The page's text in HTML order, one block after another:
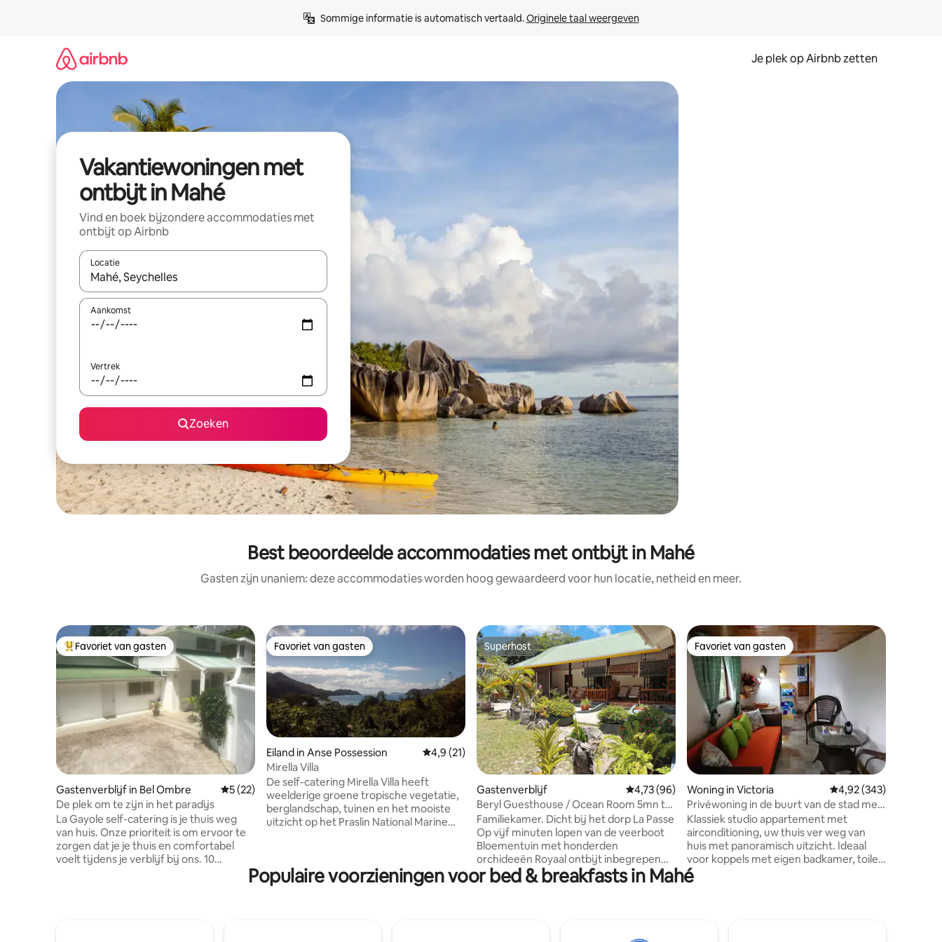
Sommige informatie is automatisch vertaald. Originele taal weergeven
Je plek op Airbnb zetten
Vakantiewoningen met
ontbijt in Mahé
Vind en boek bijzondere accommodaties met
ontbijt op Airbnb
Locatie
Wanneer er resultaten beschikbaar zijn, maak je een keuze met je de pijltjestoetsen omhoog en omlaag, óf door te tikken of swipen.
Aankomst
Vertrek
Zoeken
Best beoordeelde accommodaties met ontbijt in Mahé
Gasten zijn unaniem: deze accommodaties worden hoog gewaardeerd voor hun locatie, netheid en meer.
Topfavoriet van gasten
Favoriet van gasten
Gastenverblijf in Bel Ombre Gemiddelde beoordeling van 5 op 5, 22 recensies
5 (22)
De plek om te zijn in het paradijs
La Gayole self-catering is je thuis weg
van huis. Onze prioriteit is om ervoor te
zorgen dat je je thuis en comfortabel
voelt tijdens je verblijf bij ons. 10
minuten lopen naar het witte zandstrand
Favoriet van gasten
Favoriet van gasten
Eiland in Anse Possession Gemiddelde beoordeling van 4,9 op 5, 21 recensies
4,9 (21)
Mirella Villa
De self-catering Mirella Villa heeft
weelderige groene tropische vegetatie,
berglandschap, tuinen en het mooiste
uitzicht op het Praslin National Marine
meter van Anse Possession Beach met
privégedeelte met ligstoelen, overdekte
Superhost
Superhost
Gastenverblijf Gemiddelde beoordeling van 4,73 op 5, 96 recensies
4,73 (96)
Beryl Guesthouse / Ocean Room 5mn to
the beach
Familiekamer. Dicht bij het dorp La Passe
Op vijf minuten lopen van de veerboot
Bloementuin met honderden
orchideeën Royaal ontbijt inbegrepen
Diner beschikbaar als optie Vraag naar
onze speciale kindertarieven voor
uitstekende locatie, authenticiteit,
Favoriet van gasten
Favoriet van gasten
Woning in Victoria Gemiddelde
4,92 (343)
Privéwoning in de buurt van de stad met
prachtig uitzicht
Klassiek studio appartement met
airconditioning, uw thuis ver weg van
huis met panoramisch uitzicht. Ideaal
voor koppels met eigen badkamer, toilet,
woonkamer, keuken. Volledig ingericht
met de nodige kookgerei om uw eigen
Populaire voorzieningen voor bed & breakfasts in Mahé